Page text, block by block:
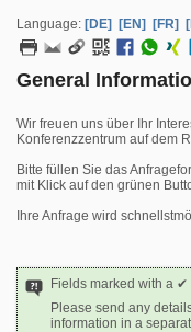
Language: [DE] [EN] [FR]
General
Wir freuen uns über Ihr
Konferenzzentrum auf dem
Bitte füllen Sie das
mit Klick auf den grünen
Ihre Anfrage wird
Fields marked with a
Please send any
information in a